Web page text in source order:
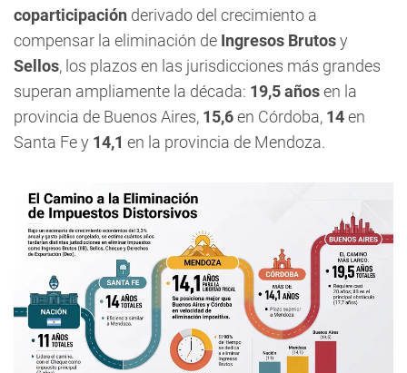
coparticipación derivado del crecimiento a
compensar la eliminación de Ingresos Brutosy
Sellos, los plazos en las jurisdicciones más grandes
superan ampliamente la década: 19,5 añosen la
provincia de Buenos Aires, 15,6en Córdoba, 14en
Santa Fe y 14,1 en la provincia de Mendoza.